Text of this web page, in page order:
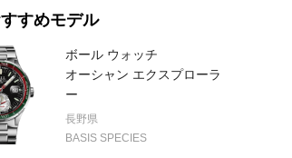
すめモデル
ボール ウォッチ
オーシャン エクスプローラ
ー
長野県
BASIS SPECIES